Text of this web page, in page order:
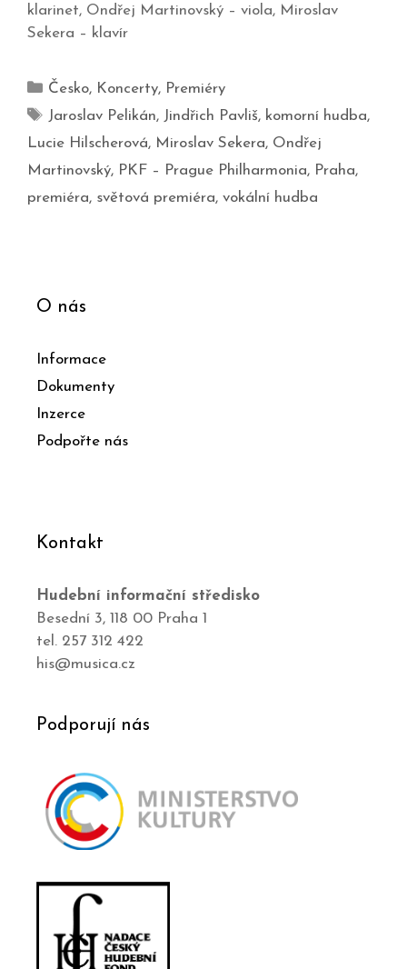
klarinet, Ondřej Martinovský – viola, Miroslav
Sekera – klavír
Česko, Koncerty, Premiéry
Jaroslav Pelikán, Jindřich Pavliš, komorní hudba,
Lucie Hilscherová, Miroslav Sekera, Ondřej
Martinovský, PKF – Prague Philharmonia, Praha,
premiéra, světová premiéra, vokální hudba
O nás
Informace
Dokumenty
Inzerce
Podpořte nás
Kontakt
Hudební informační středisko
Besední 3, 118 00 Praha 1
tel. 257 312 422
his@musica.cz
Podporují nás